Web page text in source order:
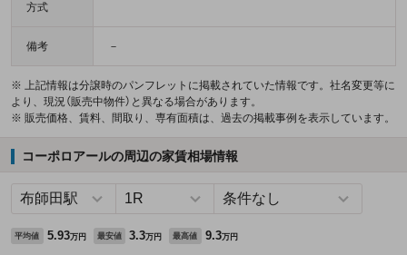
方式
備考 －
※ 上記情報は分譲時のパンフレットに掲載されていた情報です。社名変更等に
より、現況（販売中物件）と異なる場合があります。
※ 販売価格、賃料、間取り、専有面積は、過去の掲載事例を表示しています。
コーポロアールの周辺の家賃相場情報
平均値 5.93万円 最安値 3.3万円 最高値 9.3万円